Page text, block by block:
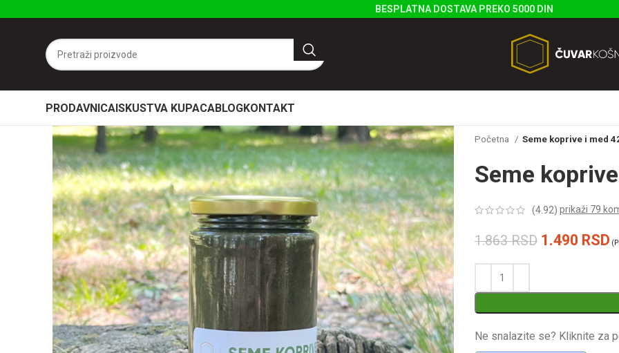
PRODAVNICAISKUSTVA KUPACABLOGKONTAKT
Početna Seme koprive i med
Seme
(4.92) prikaži 79
1.863RSD 1.490 RSD
Ne snalazite se? Kliknite za
BESPLATNA DOSTAVA PREKO 5000 DIN